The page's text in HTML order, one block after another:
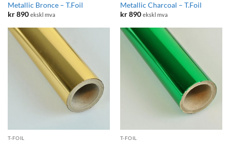
Metallic Bronce – T.Foil
kr890 ekskl mva
Metallic Charcoal – T.Foil
kr890 ekskl mva
T-FOIL T-FOIL